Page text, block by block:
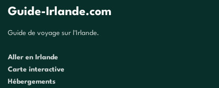
Guide-Irlande.com
Guide de voyage sur l'Irlande.
Aller en Irlande
Carte interactive
Hébergements